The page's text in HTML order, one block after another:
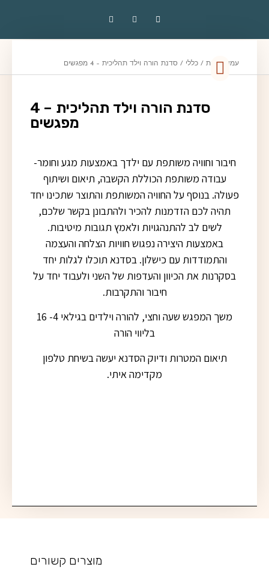
עמוד הבית / כללי / סדנת הורה וילד תהליכית – 4 מפגשים
סדנת הורה וילד תהליכית – 4
מפגשים
חיבור וחוויה משותפת עם ילדך באמצעות מגע וחומר-
עבודה משותפת הכוללת הקשבה, תיאום ושיתוף
פעולה. בנוסף על החוויה המשותפת והתוצר שתכינו יחד
תהיה לכם הזדמנות להכיר ולהתבונן בקשר שלכם,
לשים לב להתנהגויות ולאמץ תגובות מיטיבות.
באמצעות היצירה נפגוש חוויות הצלחה והעצמה
והתמודדות עם כישלון. בסדנא תוכלו לגלות יחד
בסקרנות את הכיוון והעדפות של השני ולעבוד יחד על
חיבור והתקרבות.
משך המפגש שעה וחצי, להורה וילדים בגילאי 4- 16
בליווי הורה
תיאום המטרות ודיוק הסדנא יעשה בשיחת טלפון
מקדימה איתי.
מוצרים קשורים